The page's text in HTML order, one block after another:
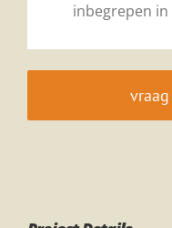
inbegrepen in